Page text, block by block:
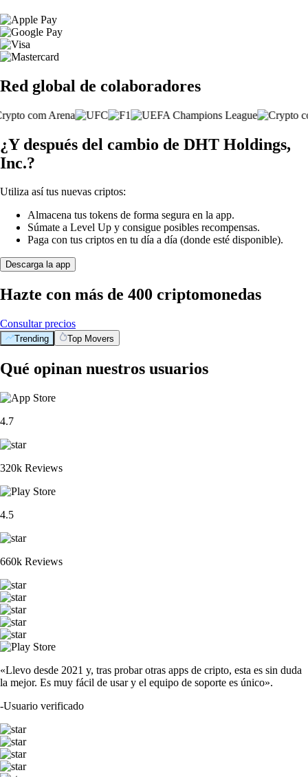
Red global de colaboradores
¿Y después del cambio de DHT Holdings,
Inc.?
Utiliza así tus nuevas criptos:
Almacena tus tokens de forma segura en la app.
Súmate a Level Up y consigue posibles recompensas.
Paga con tus criptos en tu día a día (donde esté disponible).
Descarga la app
Hazte con más de 400 criptomonedas
Consultar precios
Trending Top Movers
Qué opinan nuestros usuarios
4.7
320k Reviews
4.5
660k Reviews
«Llevo desde 2021 y, tras probar otras apps de cripto, esta es sin duda
la mejor. Es muy fácil de usar y el equipo de soporte es único».
-Usuario verificado